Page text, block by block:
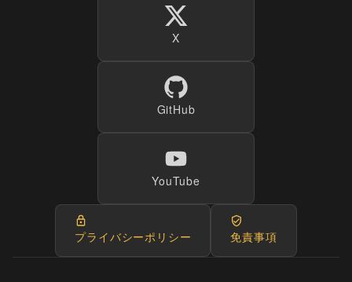
X
GitHub
YouTube
プライバシーポリシー 免責事項